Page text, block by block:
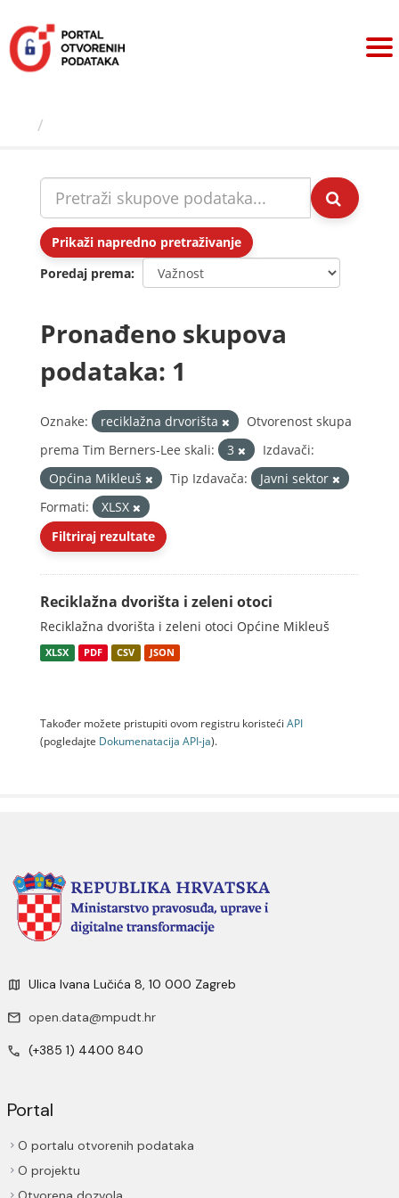
sadržaj
Prikaži napredno pretraživanje
Poredaj prema
Pronađeno skupova
podataka: 1
Oznake: reciklažna drvorišta
Otvorenost skupa
prema Tim Berners-Lee skali:
3
Izdavači:
Općina Mikleuš
Tip Izdavača:
Javni sektor
Formati:
XLSX
Filtriraj rezultate
Reciklažna dvorišta i zeleni otoci
Reciklažna dvorišta i zeleni otoci Općine Mikleuš
XLSX PDF CSV JSON
Također možete pristupiti ovom registru koristeći API
(pogledajte Dokumenаtаcijа API-jа).